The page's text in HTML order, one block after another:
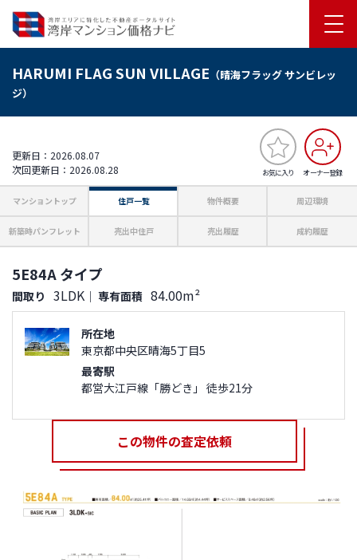
HARUMI FLAG SUN VILLAGE （晴海フラッグ サンビレッ
ジ）
お気に入り オーナー登録
更新日：2026.08.07
次回更新日：2026.08.28
マンショントップ 住戸一覧 物件概要 周辺環境
新築時パンフレット 売出中住戸 売出履歴 成約履歴
5E84A タイプ
間取り 3LDK ｜ 専有面積 84.00m²
所在地
東京都中央区晴海5丁目5
最寄駅
都営大江戸線「勝どき」 徒歩21分
この物件の査定依頼